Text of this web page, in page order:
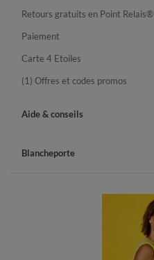
Retours gratuits en Point Relais®
Paiement
Carte 4 Etoiles
(1) Offres et codes promos
Aide & conseils
Blancheporte